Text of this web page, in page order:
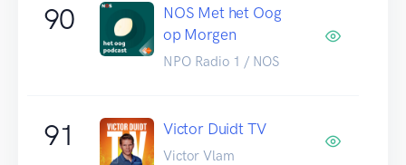
90
NOS Met het Oog
op Morgen
NPO Radio 1 / NOS
91 Victor Duidt TV
Victor Vlam